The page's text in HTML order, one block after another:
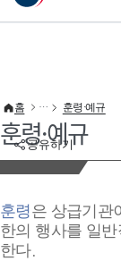
이 누리집은 대한민국
공유하기
홈 훈령·예규
훈령·예규
훈령은 상급기관
한의 행사를 일
한다.